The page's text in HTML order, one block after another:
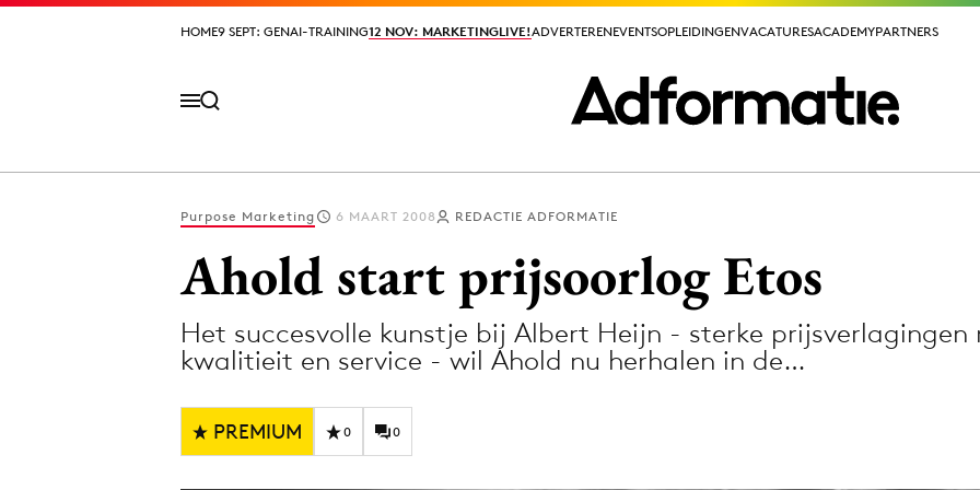
HOME9 SEPT: GENAI-TRAINING12 NOV: MARKETINGLIVE!ADVERTERENEVENTSOPLEIDINGENVACATURESACADEMYPARTNERS
HOME9 SEPT: GENAI-TRAINING12 NOV: MARKETINGLIVE!ADVERTERENEVENTSOPLEIDINGENVACATURESACADEMYPARTNERS
Digital transformation
Diversiteit
Purpose Marketing 6 MAART 2008 REDACTIE ADFORMATIE
Ahold start prijsoorlog Etos
Het succesvolle kunstje bij Albert Heijn - sterke
kwalitieit en service - wil Ahold nu herhalen in de…
PREMIUM 0 0